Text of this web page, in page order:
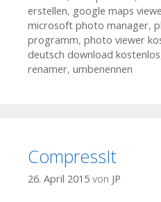
erstellen, google maps
microsoft photo manager,
programm, photo viewer
deutsch download kostenlos
renamer, umbenennen
CompressIt
26. April 2015 von JP